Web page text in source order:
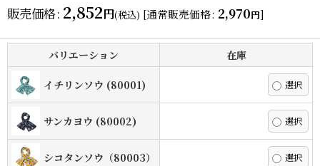
販売価格: 2,852円(税込) [通常販売価格: 2,970円]
バリエーション 在庫
イチリンソウ (80001)
サンカヨウ (80002)
シコタンソウ（80003）